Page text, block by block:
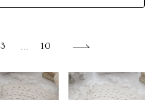
マン
フォト
ト
3 10